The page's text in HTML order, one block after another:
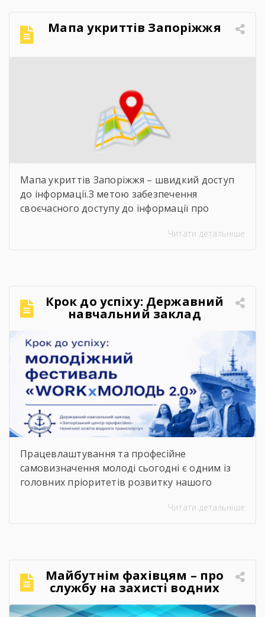
Мапа укриттів Запоріжжя
Мапа укриттів Запоріжжя – швидкий доступ
до інформації.З метою забезпечення
своєчасного доступу до інформації про
пропонуємо скористатися інтерактивною
щодо розташування укриттів доступна на
офіційних інформаційних ресурсах: ▪️
Запорізької обласної військової адміністрації
– у розділі «Укриття»; ▪️ […]
Читати детальніше
Крок до успіху: Державний
навчальний заклад
«Запорізький центр
професійно-технічної освіти
водного транспорту»
підкорює молодіжний
фестиваль «WORKxМОЛОДЬ
2.0»
Працевлаштування та професійне
самовизначення молоді сьогодні є одним із
головних пріоритетів розвитку нашого
правила, потребуючи вмотивованих і
обрати, де знайти перше робоче місце та як
правильно налагодити контакт із майбутніми
роботодавцями. Саме з метою допомогти
молоді […]
Читати детальніше
Майбутнім фахівцям – про
службу на захисті водних